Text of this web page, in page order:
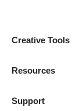
Creative Tools
Resources
Support